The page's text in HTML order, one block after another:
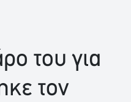
του για
τον